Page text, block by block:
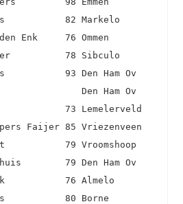
82 Markelo
Enk     76 Ommen
78 Sibculo
93 Den Ham Ov
Den Ham Ov
73 Lemelerveld
Faijer 85 Vriezenveen
79 Vroomshoop
79 Den Ham Ov
76 Almelo
80 Borne